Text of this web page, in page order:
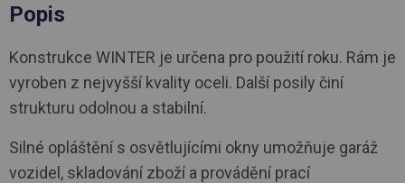
Popis
Konstrukce WINTER je určena pro použití roku. Rám je
vyroben z nejvyšší kvality oceli. Další posily činí
strukturu odolnou a stabilní.
Silné opláštění s osvětlujícími okny umožňuje garáž
vozidel, skladování zboží a provádění prací